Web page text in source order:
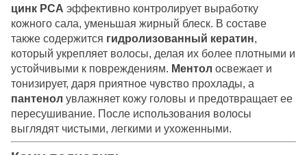
цинк PCA эффективно контролирует выработку
кожного сала, уменьшая жирный блеск. В составе
также содержится гидролизованный кератин,
который укрепляет волосы, делая их более плотными и
устойчивыми к повреждениям. Ментол освежает и
тонизирует, даря приятное чувство прохлады, а
пантенол увлажняет кожу головы и предотвращает ее
пересушивание. После использования волосы
выглядят чистыми, легкими и ухоженными.